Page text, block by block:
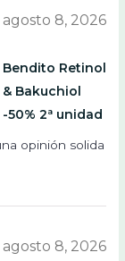
agosto 8, 2026
Bendito Retinol
& Bakuchiol
-50% 2ª unidad
opinión solida
agosto 8, 2026